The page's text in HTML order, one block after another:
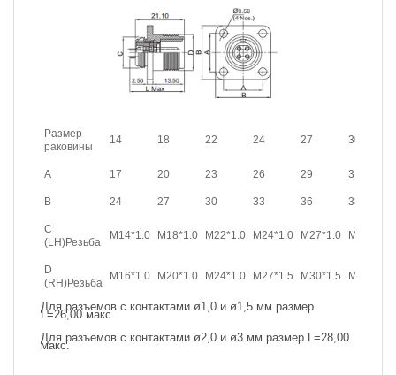
Размер
раковины
14 18 22 24 27 30
A 17 20 23 26 29 31
B 24 27 30 33 36 38
C
(LH)Резьба
M14*1.0 M18*1.0 M22*1.0 M24*1.0 M27*1.0 M30*1.0
D
(RH)Резьба
M16*1.0 M20*1.0 M24*1.0 M27*1.5 M30*1.5 M33*1.5
Для разъемов с контактами ø1,0 и ø1,5 мм размер
L=26,00 макс.
Для разъемов с контактами ø2,0 и ø3 мм размер L=28,00
макс.